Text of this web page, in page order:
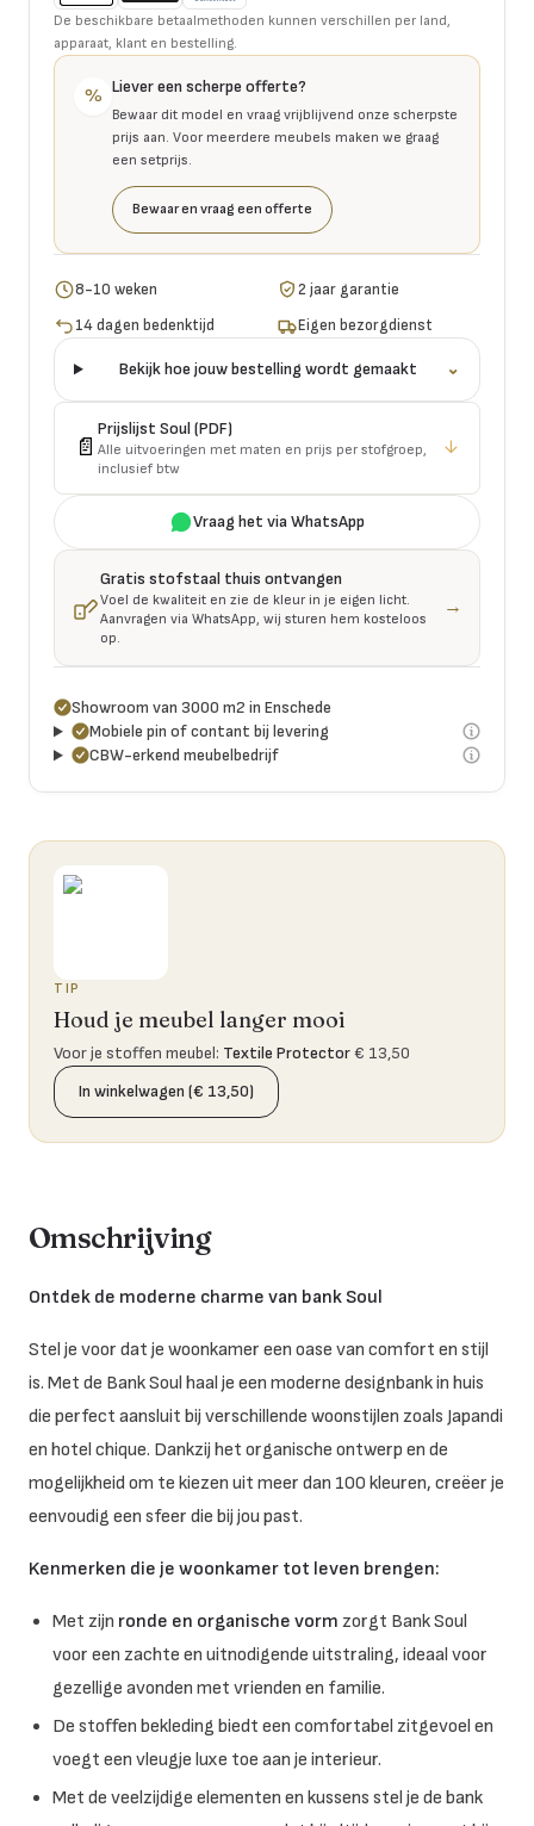
De beschikbare betaalmethoden kunnen verschillen per land,
apparaat, klant en bestelling.
% Liever een scherpe offerte?
Bewaar dit model en vraag vrijblijvend onze scherpste
prijs aan. Voor meerdere meubels maken we graag
een setprijs.
Bewaar en vraag een offerte
8-10 weken
2 jaar garantie
14 dagen bedenktijd
Eigen bezorgdienst
Bekijk hoe jouw bestelling wordt gemaakt ⌄
📄
Prijslijst Soul(PDF)
Alle uitvoeringen met maten en prijs per stofgroep,
inclusief btw
↓
Vraag het via WhatsApp
Gratis stofstaal thuis ontvangen
Voel de kwaliteit en zie de kleur in je eigen licht.
Aanvragen via WhatsApp, wij sturen hem kosteloos
op.
→
Showroom van 3000 m2 in Enschede
Mobiele pin of contant bij levering
CBW-erkend meubelbedrijf
TIP
Houd je meubel langer mooi
Voor je stoffen meubel: Textile Protector€ 13,50
In winkelwagen (€ 13,50)
Omschrijving
Ontdek de moderne charme van bank Soul
Stel je voor dat je woonkamer een oase van comfort en stijl
is. Met de Bank Soul haal je een moderne designbank in huis
die perfect aansluit bij verschillende woonstijlen zoals Japandi
en hotel chique. Dankzij het organische ontwerp en de
mogelijkheid om te kiezen uit meer dan 100 kleuren, creëer je
eenvoudig een sfeer die bij jou past.
Kenmerken die je woonkamer tot leven brengen:
Met zijn ronde en organische vorm zorgt Bank Soul
voor een zachte en uitnodigende uitstraling, ideaal voor
gezellige avonden met vrienden en familie.
De stoffen bekleding biedt een comfortabel zitgevoel en
voegt een vleugje luxe toe aan je interieur.
Met de veelzijdige elementen en kussens stel je de bank